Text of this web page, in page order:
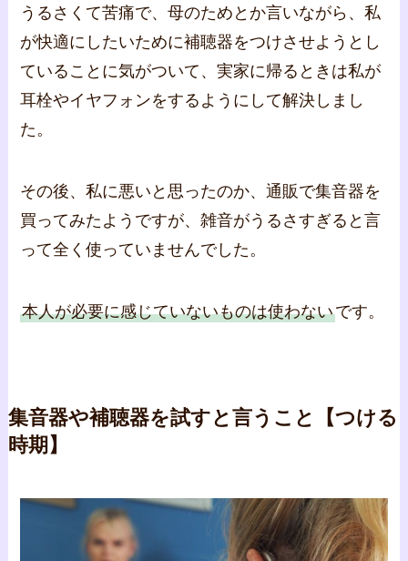
うるさくて苦痛で、母のためとか言いながら、私
が快適にしたいために補聴器をつけさせようとし
ていることに気がついて、実家に帰るときは私が
耳栓やイヤフォンをするようにして解決しまし
た。
その後、私に悪いと思ったのか、通販で集音器を
買ってみたようですが、雑音がうるさすぎると言
って全く使っていませんでした。
本人が必要に感じていないものは使わないです。
集音器や補聴器を試すと言うこと【つける
時期】